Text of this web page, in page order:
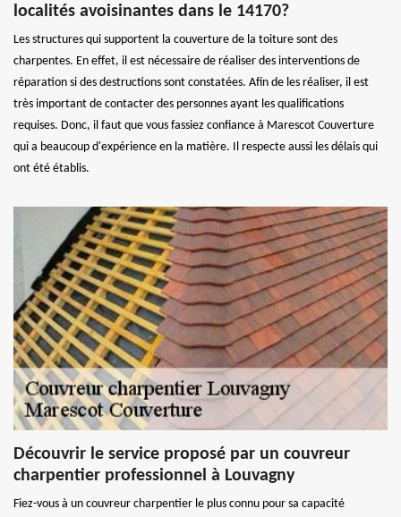
localités avoisinantes dans le 14170?
Les structures qui supportent la couverture de la toiture sont des
charpentes. En effet, il est nécessaire de réaliser des interventions de
réparation si des destructions sont constatées. Afin de les réaliser, il est
très important de contacter des personnes ayant les qualifications
requises. Donc, il faut que vous fassiez confiance à Marescot Couverture
qui a beaucoup d'expérience en la matière. Il respecte aussi les délais qui
ont été établis.
Découvrir le service proposé par un couvreur
charpentier professionnel à Louvagny
Fiez-vous à un couvreur charpentier le plus connu pour sa capacité